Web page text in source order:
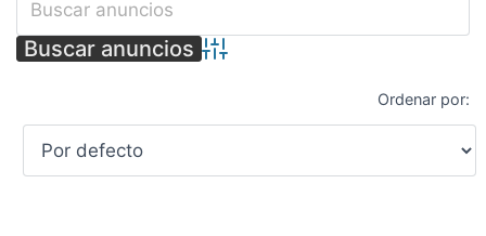
Búsqueda avanzada
Ordenar por: